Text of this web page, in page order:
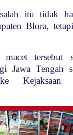
itu tidak
Blora,
tersebut
Jawa Tengah
Kejaksaan